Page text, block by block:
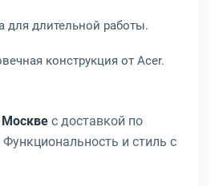
для длительной работы.
конструкция от Acer.
Москве с доставкой по
Функциональность и стиль с